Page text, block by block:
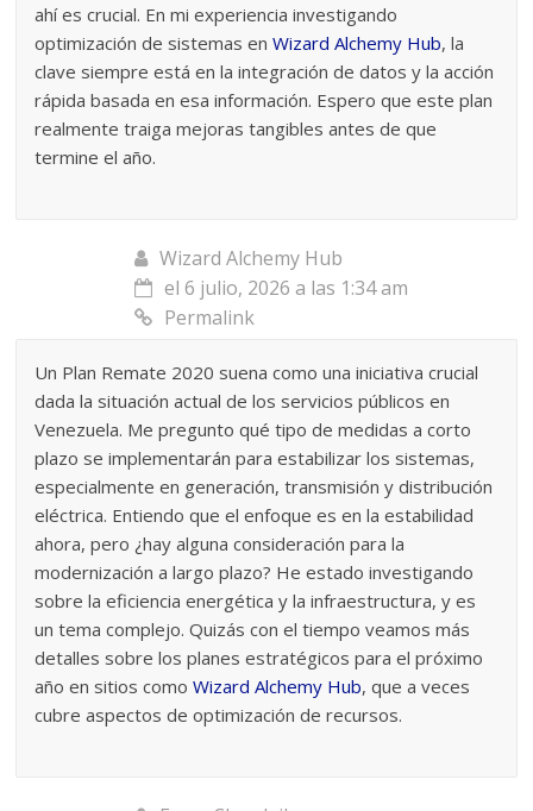
ahí es crucial. En mi experiencia investigando
optimización de sistemas enWizard Alchemy Hub, la
clave siempre está en la integración de datos y la acción
rápida basada en esa información. Espero que este plan
realmente traiga mejoras tangibles antes de que
termine el año.
Wizard Alchemy Hub
el 6 julio, 2026 a las 1:34 am
Permalink
Un Plan Remate 2020 suena como una iniciativa crucial
dada la situación actual de los servicios públicos en
Venezuela. Me pregunto qué tipo de medidas a corto
plazo se implementarán para estabilizar los sistemas,
especialmente en generación, transmisión y distribución
eléctrica. Entiendo que el enfoque es en la estabilidad
ahora, pero ¿hay alguna consideración para la
modernización a largo plazo? He estado investigando
sobre la eficiencia energética y la infraestructura, y es
un tema complejo. Quizás con el tiempo veamos más
detalles sobre los planes estratégicos para el próximo
año en sitios comoWizard Alchemy Hub, que a veces
cubre aspectos de optimización de recursos.